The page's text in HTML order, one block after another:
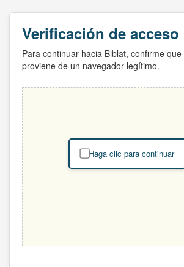
Verificación de acceso
Para continuar hacia Biblat, confirme que
proviene de un navegador legítimo.
Haga clic para continuar